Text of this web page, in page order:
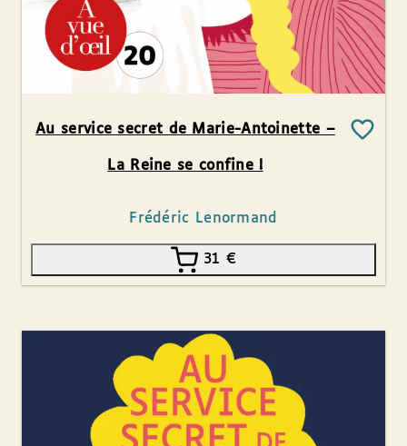
Au service secret de Marie-Antoinette –
La Reine se confine !
Frédéric Lenormand
31 €